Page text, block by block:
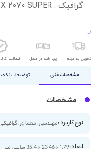
گرافیک : 8GB RTX 2070 - 8GB RTX 2070 SUPER
اندازه صفحه نمایش : 15.6 اینچ
کیفیت صفحه نمایش : FULL HD
تحویل به موقع پرداخت در محل ضمانت
مشخصات فنی توضیحات
مشخصات
نوع کاربرد :مهندسی، معماری،
ابعاد :